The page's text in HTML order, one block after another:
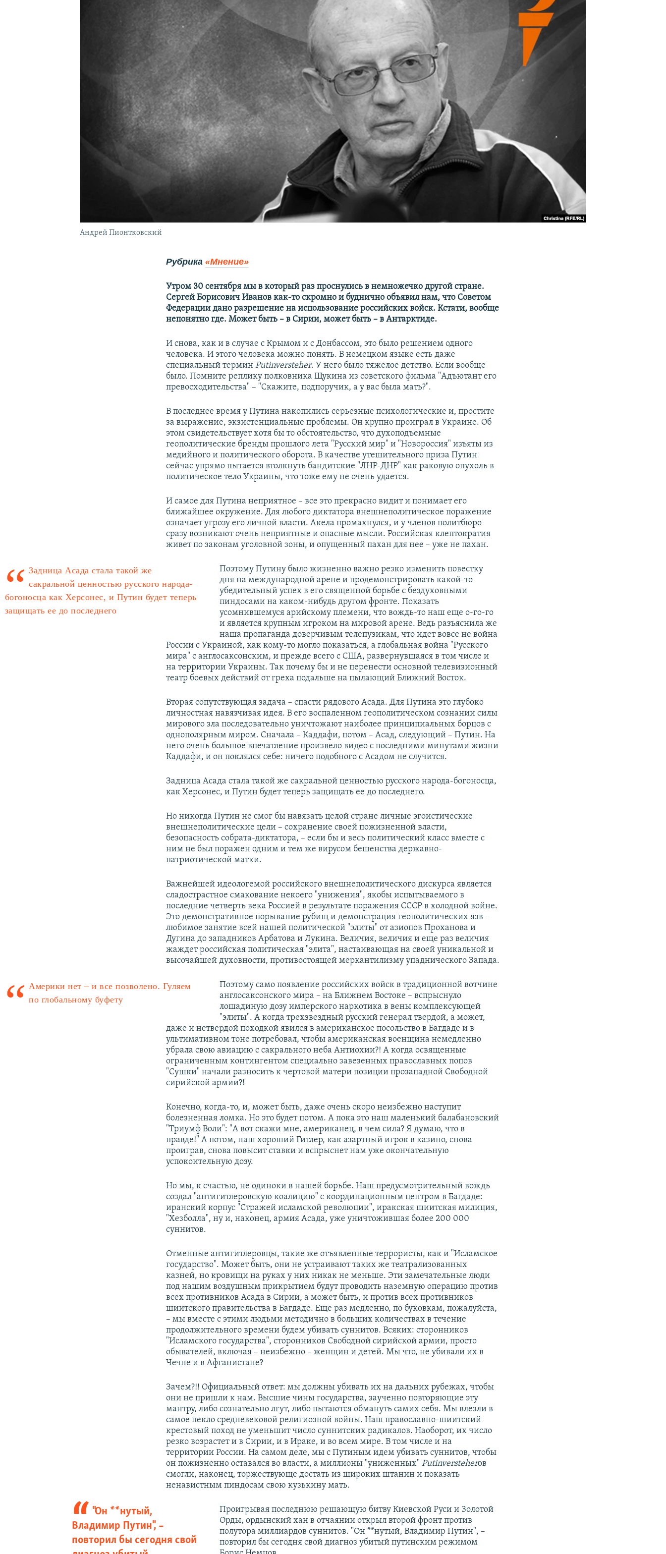
Андрей Пионтковский
Рубрика«Мнение»
Утром 30 сентября мы в который раз проснулись в немножечко другой стране.
Сергей Борисович Иванов как-то скромно и буднично объявил нам, что Советом
Федерации дано разрешение на использование российских войск. Кстати, вообще
непонятно где. Может быть – в Сирии, может быть – в Антарктиде.
И снова, как и в случае с Крымом и с Донбассом, это было решением одного
человека. И этого человека можно понять. В немецком языке есть даже
специальный терминPutinversteher. У него было тяжелое детство. Если вообще
было. Помните реплику полковника Щукина из советского фильма "Адъютант его
превосходительства" – "Cкажите, подпоручик, а у вас была мать?".
В последнее время у Путина накопились серьезные психологические и, простите
за выражение, экзистенциальные проблемы. Он крупно проиграл в Украине. Об
этом свидетельствует хотя бы то обстоятельство, что духоподъемные
геополитические бренды прошлого лета "Русский мир" и "Новороссия" изъяты из
медийного и политического оборота. В качестве утешительного приза Путин
сейчас упрямо пытается втолкнуть бандитские "ЛНР-ДНР" как раковую опухоль в
политическое тело Украины, что тоже ему не очень удается.
И самое для Путина неприятное – все это прекрасно видит и понимает его
ближайшее окружение. Для любого диктатора внешнеполитическое поражение
означает угрозу его личной власти. Акела промахнулся, и у членов политбюро
сразу возникают очень неприятные и опасные мысли. Российская клептократия
живет по законам уголовной зоны, и опущенный пахан для нее – уже не пахан.
Задница Асада стала такой же
сакральной ценностью русского народа-
богоносца как Херсонес, и Путин будет теперь
защищать ее до последнего
Поэтому Путину было жизненно важно резко изменить повестку
дня на международной арене и продемонстрировать какой-то
убедительный успех в его священной борьбе с бездуховными
пиндосами на каком-нибудь другом фронте. Показать
усомнившемуся арийскому племени, что вождь-то наш еще о-го-го
и является крупным игроком на мировой арене. Ведь разъяснила же
наша пропаганда доверчивым телепузикам, что идет вовсе не война
России с Украиной, как кому-то могло показаться, а глобальная война "Русского
мира" с англосаксонским, и прежде всего с США, развернувшаяся в том числе и
на территории Украины. Так почему бы и не перенести основной телевизионный
театр боевых действий от греха подальше на пылающий Ближний Восток.
Вторая сопутствующая задача – спасти рядового Асада. Для Путина это глубоко
личностная навязчивая идея. В его воспаленном геополитическом сознании силы
мирового зла последовательно уничтожают наиболее принципиальных борцов с
однополярным миром. Сначала – Каддафи, потом – Асад, следующий – Путин. На
него очень большое впечатление произвело видео с последними минутами жизни
Каддафи, и он поклялся себе: ничего подобного с Асадом не случится.
Задница Асада стала такой же сакральной ценностью русского народа-богоносца,
как Херсонес, и Путин будет теперь защищать ее до последнего.
Но никогда Путин не смог бы навязать целой стране личные эгоистические
внешнеполитические цели – сохранение своей пожизненной власти,
безопасность собрата-диктатора, – если бы и весь политический класс вместе с
ним не был поражен одним и тем же вирусом бешенства державно-
патриотической матки.
Важнейшей идеологемой российского внешнеполитического дискурса является
сладострастное смакование некоего "унижения", якобы испытываемого в
последние четверть века Россией в результате поражения СССР в холодной войне.
Это демонстративное порывание рубищ и демонстрация геополитических язв –
любимое занятие всей нашей политической "элиты" от азиопов Проханова и
Дугина до западников Арбатова и Лукина. Величия, величия и еще раз величия
жаждет российская политическая "элита", настаивающая на своей уникальной и
высочайшей духовности, противостоящей меркантилизму упаднического Запада.
Америки нет – и все позволено. Гуляем
по глобальному буфету
Поэтому само появление российских войск в традиционной вотчине
англосаксонского мира – на Ближнем Востоке – вспрыснуло
лошадиную дозу имперского наркотика в вены комплексующей
"элиты". А когда трехзвездный русский генерал твердой, а может,
даже и нетвердой походкой явился в американское посольство в Багдаде и в
ультимативном тоне потребовал, чтобы американская военщина немедленно
убрала свою авиацию с сакрального неба Антиохии?! А когда освященные
ограниченным контингентом специально завезенных православных попов
"Сушки" начали разносить к чертовой матери позиции прозападной Свободной
сирийской армии?!
Конечно, когда-то, и, может быть, даже очень скоро неизбежно наступит
болезненная ломка. Но это будет потом. А пока это наш маленький балабановский
"Триумф Воли": "А вот скажи мне, американец, в чем сила? Я думаю, что в
правде!" А потом, наш хороший Гитлер, как азартный игрок в казино, снова
проиграв, снова повысит ставки и вспрыснет нам уже окончательную
успокоительную дозу.
Но мы, к счастью, не одиноки в нашей борьбе. Наш предусмотрительный вождь
создал "антигитлеровскую коалицию" с координационным центром в Багдаде:
иранский корпус "Стражей исламской революции", иракская шиитская милиция,
"Хезболла", ну и, наконец, армия Асада, уже уничтожившая более 200 000
суннитов.
Отменные антигитлеровцы, такие же отъявленные террористы, как и "Исламское
государство". Может быть, они не устраивают таких же театрализованных
казней, но кровищи на руках у них никак не меньше. Эти замечательные люди
под нашим воздушным прикрытием будут проводить наземную операцию против
всех противников Асада в Сирии, а может быть, и против всех противников
шиитского правительства в Багдаде. Еще раз медленно, по буковкам, пожалуйста,
– мы вместе с этими людьми методично в больших количествах в течение
продолжительного времени будем убивать суннитов. Всяких: сторонников
"Исламского государства", сторонников Свободной сирийской армии, просто
обывателей, включая – неизбежно – женщин и детей. Мы что, не убивали их в
Чечне и в Афганистане?
Зачем?!! Официальный ответ: мы должны убивать их на дальних рубежах, чтобы
они не пришли к нам. Высшие чины государства, заученно повторяющие эту
мантру, либо сознательно лгут, либо пытаются обмануть самих себя. Мы влезли в
самое пекло средневековой религиозной войны. Наш православно-шиитский
крестовый поход не уменьшит число суннитских радикалов. Наоборот, их число
резко возрастет и в Сирии, и в Ираке, и во всем мире. В том числе и на
территории России. На самом деле, мы с Путиным идем убивать суннитов, чтобы
он пожизненно оставался во власти, а миллионы "униженных" Putinversteherов
смогли, наконец, торжествующе достать из широких штанин и показать
ненавистным пиндосам свою кузькину мать.
"Он **нутый,
Владимир Путин", –
повторил бы сегодня свой
Проигрывая последнюю решающую битву Киевской Руси и Золотой
Орды, ордынский хан в отчаянии открыл второй фронт против
полутора миллиардов суннитов. "Он **нутый, Владимир Путин", –
повторил бы сегодня свой диагноз убитый путинским режимом